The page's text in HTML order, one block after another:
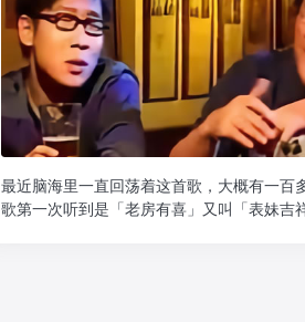
最近脑海里一直回荡着这首歌，大概有一百
歌第一次听到是「老房有喜」又叫「表妹吉